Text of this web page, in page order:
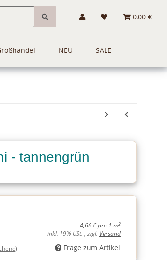
0,00 €
NEU SALE
- tannengrün
4,66 € pro 1 m2
inkl. 19% USt. , zzgl. Versand
Frage zum Artikel